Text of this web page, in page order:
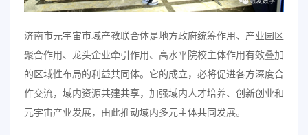
济南市元宇宙市域产教联合体是地方政府统筹作用、产业园区
聚合作用、龙头企业牵引作用、高水平院校主体作用有效叠加
的区域性布局的利益共同体。它的成立，必将促进各方深度合
作交流，域内资源共建共享，加强域内人才培养、创新创业和
元宇宙产业发展，由此推动域内多元主体共同发展。